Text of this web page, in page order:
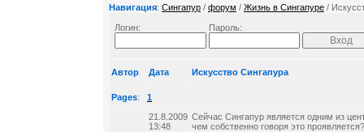
Навигация: Сингапур / форум / Жизнь в Сингапуре /
Логин: Пароль:
Автор Дата Искусство Сингапура
Pages: 1
21.8.2009
13:48
Сейчас Сингапур является одним из
чем собственно говоря это проявляется?